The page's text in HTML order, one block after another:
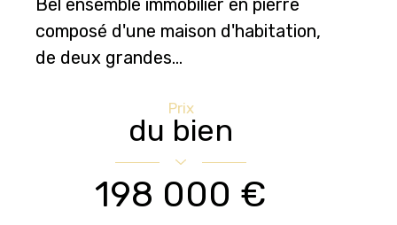
Bel ensemble immobilier en pierre
composé d'une maison d'habitation,
de deux grandes...
Prix
du bien
198 000 €